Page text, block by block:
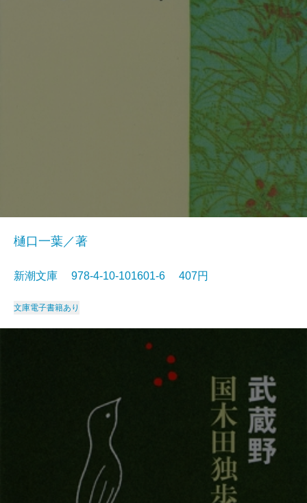
樋口一葉／著
新潮文庫 978-4-10-101601-6 407円
文庫電子書籍あり